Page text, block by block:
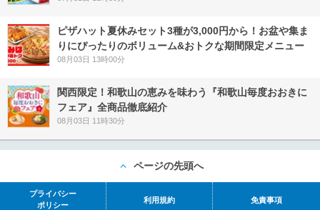
ピザハット夏休みセット3種が3,000円から！お盆や集ま
りにぴったりのボリューム&おトクな期間限定メニュー
08月03日 13時00分
関西限定！和歌山の恵みを味わう『和歌山毎度おおきに
フェア』全商品徹底紹介
08月03日 11時30分
ページの先頭へ
プライバシー
ポリシー
利用規約 免責事項